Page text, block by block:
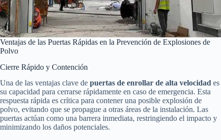
Ventajas de las Puertas Rápidas en la Prevención de Explosiones de
Polvo
Cierre Rápido y Contención
Una de las ventajas clave de puertas de enrollar de alta velocidad es
su capacidad para cerrarse rápidamente en caso de emergencia. Esta
respuesta rápida es crítica para contener una posible explosión de
polvo, evitando que se propague a otras áreas de la instalación. Las
puertas actúan como una barrera inmediata, restringiendo el impacto y
minimizando los daños potenciales.